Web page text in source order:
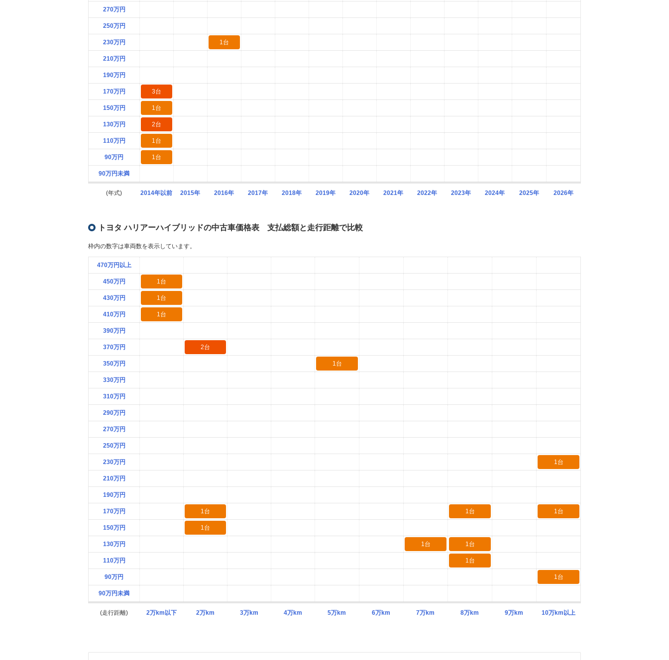
270万円
250万円
230万円 1台
210万円
190万円
170万円 3台
150万円 1台
130万円 2台
110万円 1台
90万円 1台
90万円未満
(年式) 2014年以前 2015年 2016年 2017年 2018年 2019年 2020年 2021年 2022年 2023年 2024年 2025年 2026年
トヨタ ハリアーハイブリッドの中古車価格表 支払総額と走行距離で比較
枠内の数字は車両数を表示しています。
470万円以上
450万円 1台
430万円 1台
410万円 1台
390万円
370万円 2台
350万円 1台
330万円
310万円
290万円
270万円
250万円
230万円 1台
210万円
190万円
170万円 1台 1台 1台
150万円 1台
130万円 1台 1台
110万円 1台
90万円 1台
90万円未満
(走行距離) 2万km以下 2万km 3万km 4万km 5万km 6万km 7万km 8万km 9万km 10万km以上